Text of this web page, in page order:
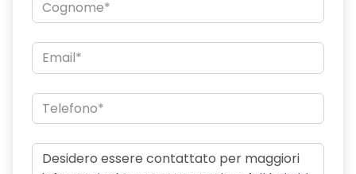
integrata
freno di stazionamento elettrico con funzione Auto-Hold
hands-free card per apertura/chiusura porte e avviamento
HAR02
intelligent speed assist assistenza al superamento dei limiti
di velocità